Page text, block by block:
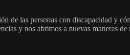
de las personas con discapacidad y
y nos abrimos a nuevas maneras de